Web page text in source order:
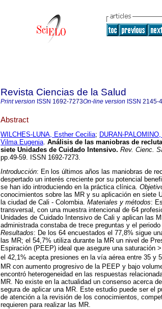
Revista Ciencias de la Salud
Print version ISSN 1692-7273On-line version ISSN 2145-
Abstract
WILCHES-LUNA, Esther Cecilia; DURAN-
Vilma Eugenia. Análisis de las maniobras de
siete Unidades de Cuidado Intensivo. Rev. Cienc.
pp.49-59. ISSN 1692-7273.
Introducción: En los últimos años las maniobras de
despertado un interés creciente por su potencial
se han ido introduciendo en la práctica clínica.
conocimientos sobre las MR y su aplicación en siete
la ciudad de Cali - Colombia. Materiales y métodos:
transversal, con una muestra intencional de 64
Unidades de Cuidado Intensivo de Cali y aplican las
administrada constaba de trece preguntas y el
Resultados: De los 64 encuestados el 77,8% sigue
las MR; el 54,7% utiliza durante la MR un nivel de
Espiración (PEEP) ideal que asegure una saturación
el 42,1% acepta presiones en la vía aérea entre 35 y
MR con aumento progresivo de la PEEP y bajo
encontró heterogeneidad en las respuestas
MR. No existe en la actualidad un consenso acerca
segura de aplicar una MR. Este estudio puede ser el
de atención a la revisión de los conocimientos,
requieren para realizar las MR.